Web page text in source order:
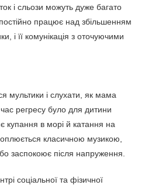
і сльози можуть дуже багато
працює над збільшенням
і її комунікація з оточуючими
мультики і слухати, як мама
регресу було для дитини
купання в морі й катання на
класичною музикою,
заспокоює після напруження.
соціальної та фізичної